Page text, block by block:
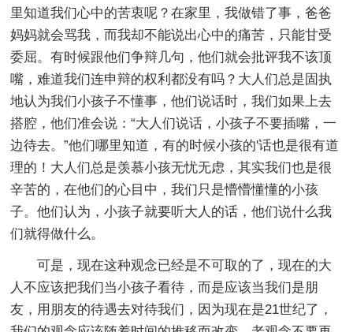
里知道我们心中的苦衷呢？在家里，我做错了事，爸爸
妈妈就会骂我，而我却不能说出心中的痛苦，只能甘受
委屈。有时候跟他们争辩几句，他们就会批评我不该顶
嘴，难道我们连申辩的权利都没有吗？大人们总是固执
地认为我们小孩子不懂事，他们说话时，我们如果上去
搭腔，他们准会说：“大人们说话，小孩子不要插嘴，一
边待去。”他们哪里知道，有的时候小孩的'话也是很有道
理的！大人们总是羡慕小孩无忧无虑，其实我们也是很
辛苦的，在他们的心目中，我们只是懵懵懂懂的小孩
子。他们认为，小孩子就要听大人的话，他们说什么我
们就得做什么。
可是，现在这种观念已经是不可取的了，现在的大
人不应该把我们当小孩子看待，而是应该当我们是朋
友，用朋友的待遇去对待我们，因为现在是21世纪了，